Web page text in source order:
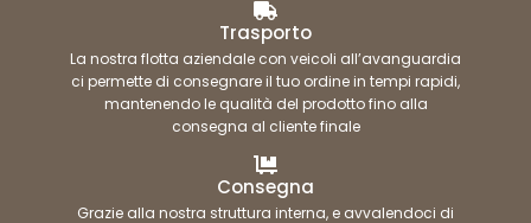
Trasporto
La nostra flotta aziendale con veicoli all’avanguardia
ci permette di consegnare il tuo ordine in tempi rapidi,
mantenendo le qualità del prodotto fino alla
consegna al cliente finale
Consegna
Grazie alla nostra struttura interna, e avvalendoci di